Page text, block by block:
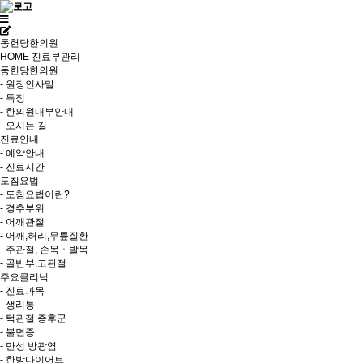
동헌당한의원
HOME 진료부관리
동헌당한의원
- 원장인사말
- 특징
- 한의원내부안내
- 오시는 길
진료안내
- 예약안내
- 진료시간
도침요법
- 도침요법이란?
- 경추부위
- 어깨관절
- 어깨,허리,무릎질환
- 주관절, 손목ㆍ발목
- 골반부,고관절
주요클리닉
- 진료과목
- 생리통
- 턱관절 증후군
- 불면증
- 만성 방광염
- 한방다이어트